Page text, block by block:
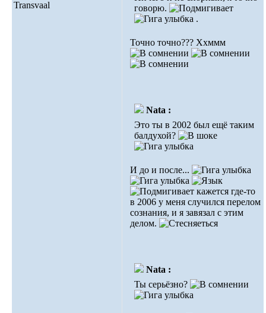
Transvaal
говорю.
.
Точно точно??? Ххммм
Nata :
Это ты в 2002 был ещё таким
балдухой?
И до и после...
кажется где-то
в 2006 у меня случился перелом
сознания, и я завязал с этим
делом.
Nata :
Ты серьёзно?